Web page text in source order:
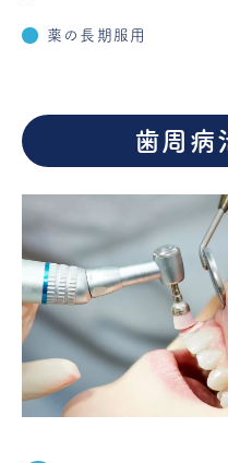
薬の長期服用
歯周病